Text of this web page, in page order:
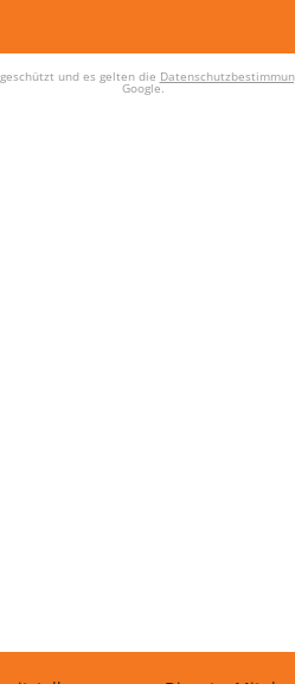
und es gelten die
Google.